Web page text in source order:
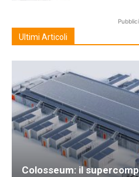
Ultimi Articoli
Colosseum: il